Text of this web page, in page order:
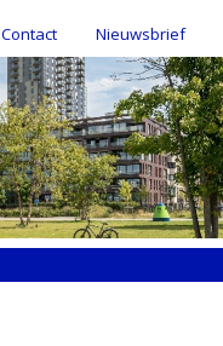
Contact Nieuwsbrief